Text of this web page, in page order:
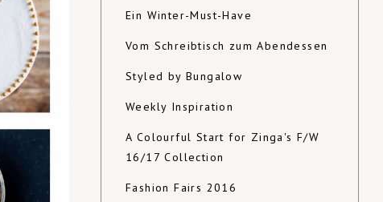
Ein Winter-Must-Have
Vom Schreibtisch zum Abendessen
Styled by Bungalow
Weekly Inspiration
A Colourful Start for Zinga's F/W
16/17 Collection
Fashion Fairs 2016